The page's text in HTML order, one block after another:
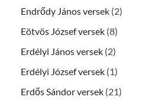
Endrődy János versek (2)
Eötvös József versek (8)
Erdélyi János versek (2)
Erdélyi József versek (1)
Erdős Sándor versek (21)